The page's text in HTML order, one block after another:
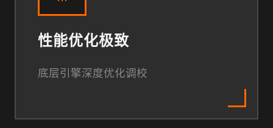
性能优化极致
底层引擎深度优化调校